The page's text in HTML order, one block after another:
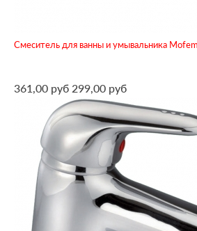
Смеситель для ванны и умывальника
361,00 руб 299,00 руб